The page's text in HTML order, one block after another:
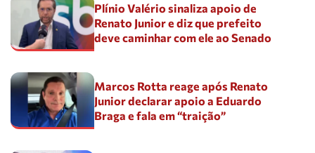
Plínio Valério sinaliza apoio de
Renato Junior e diz que prefeito
deve caminhar com ele ao Senado
Marcos Rotta reage após Renato
Junior declarar apoio a Eduardo
Braga e fala em “traição”